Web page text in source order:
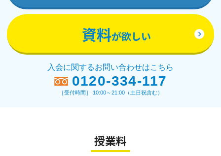
資料が欲しい
入会に関するお問い合わせはこちら
0120-334-117
［受付時間］ 10:00～21:00（土日祝含む）
授業料